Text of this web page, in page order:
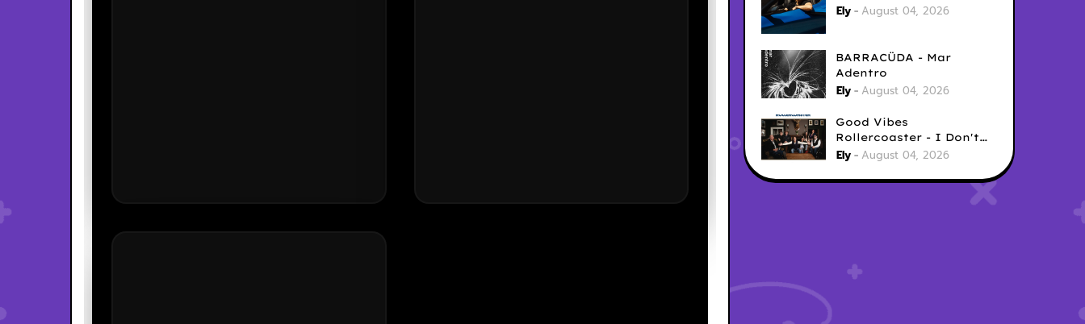
Ely August 04, 2026
BARRACÜDA - Mar
Adentro
Ely August 04, 2026
Good Vibes
Rollercoaster - I Don't
Care
Ely August 04, 2026